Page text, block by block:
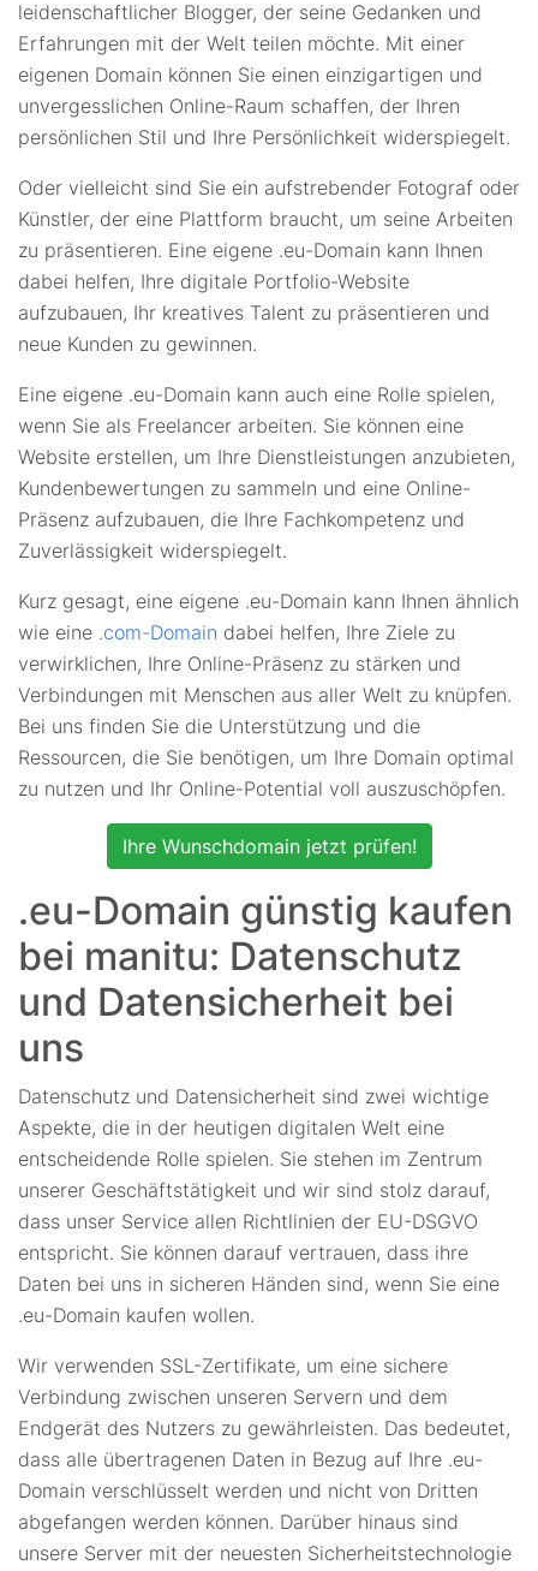
leidenschaftlicher Blogger, der seine Gedanken und
Erfahrungen mit der Welt teilen möchte. Mit einer
eigenen Domain können Sie einen einzigartigen und
unvergesslichen Online-Raum schaffen, der Ihren
persönlichen Stil und Ihre Persönlichkeit widerspiegelt.
Oder vielleicht sind Sie ein aufstrebender Fotograf oder
Künstler, der eine Plattform braucht, um seine Arbeiten
zu präsentieren. Eine eigene .eu-Domain kann Ihnen
dabei helfen, Ihre digitale Portfolio-Website
aufzubauen, Ihr kreatives Talent zu präsentieren und
neue Kunden zu gewinnen.
Eine eigene .eu-Domain kann auch eine Rolle spielen,
wenn Sie als Freelancer arbeiten. Sie können eine
Website erstellen, um Ihre Dienstleistungen anzubieten,
Kundenbewertungen zu sammeln und eine Online-
Präsenz aufzubauen, die Ihre Fachkompetenz und
Zuverlässigkeit widerspiegelt.
Kurz gesagt, eine eigene .eu-Domain kann Ihnen ähnlich
wie eine .com-Domain dabei helfen, Ihre Ziele zu
verwirklichen, Ihre Online-Präsenz zu stärken und
Verbindungen mit Menschen aus aller Welt zu knüpfen.
Bei uns finden Sie die Unterstützung und die
Ressourcen, die Sie benötigen, um Ihre Domain optimal
zu nutzen und Ihr Online-Potential voll auszuschöpfen.
Ihre Wunschdomain jetzt prüfen!
.eu-Domain günstig kaufen
bei manitu: Datenschutz
und Datensicherheit bei
uns
Datenschutz und Datensicherheit sind zwei wichtige
Aspekte, die in der heutigen digitalen Welt eine
entscheidende Rolle spielen. Sie stehen im Zentrum
unserer Geschäftstätigkeit und wir sind stolz darauf,
dass unser Service allen Richtlinien der EU-DSGVO
entspricht. Sie können darauf vertrauen, dass ihre
Daten bei uns in sicheren Händen sind, wenn Sie eine
.eu-Domain kaufen wollen.
Wir verwenden SSL-Zertifikate, um eine sichere
Verbindung zwischen unseren Servern und dem
Endgerät des Nutzers zu gewährleisten. Das bedeutet,
dass alle übertragenen Daten in Bezug auf Ihre .eu-
Domain verschlüsselt werden und nicht von Dritten
abgefangen werden können. Darüber hinaus sind
unsere Server mit der neuesten Sicherheitstechnologie